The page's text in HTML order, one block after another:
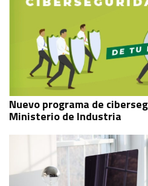
Nuevo programa de
Ministerio de Industria